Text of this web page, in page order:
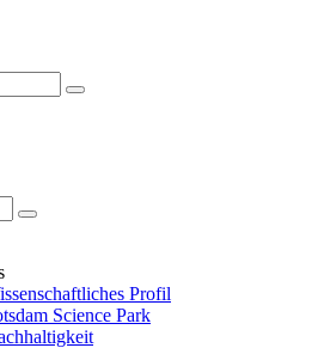
Profil
Science Park